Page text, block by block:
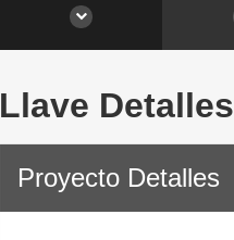
Llave Detalles
Proyecto Detalles